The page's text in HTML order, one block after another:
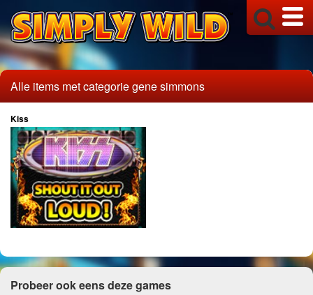
Alle items met categorie gene simmons
Kiss
Probeer ook eens deze games